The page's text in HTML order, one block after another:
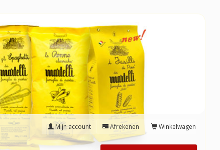
Winkelwagen
Afrekenen
Mijn account